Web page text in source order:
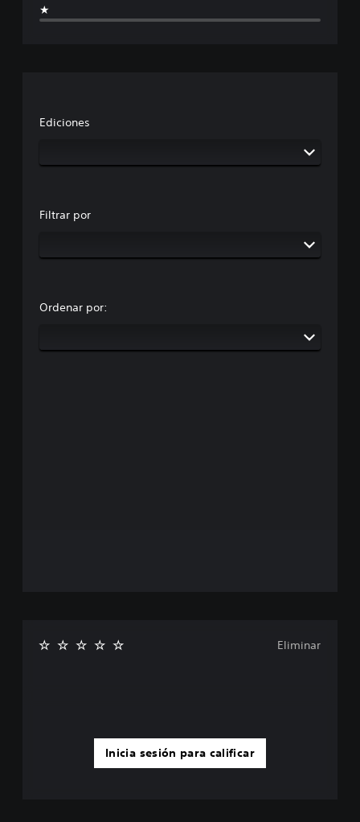
★
Ediciones
Filtrar por
Ordenar por:
Inicia sesión para calificar
Eliminar